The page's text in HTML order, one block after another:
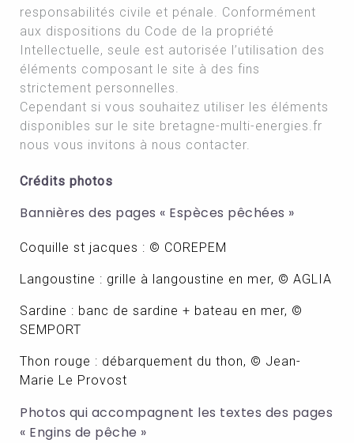
responsabilités civile et pénale. Conformément
aux dispositions du Code de la propriété
Intellectuelle, seule est autorisée l’utilisation des
éléments composant le site à des fins
strictement personnelles.
Cependant si vous souhaitez utiliser les éléments
disponibles sur le site bretagne-multi-energies.fr
nous vous invitons à nous contacter.
Crédits photos
Bannières des pages « Espèces pêchées »
Coquille st jacques : © COREPEM
Langoustine : grille à langoustine en mer, © AGLIA
Sardine : banc de sardine + bateau en mer, ©
SEMPORT
Thon rouge : débarquement du thon, © Jean-
Marie Le Provost
Photos qui accompagnent les textes des pages
« Engins de pêche »